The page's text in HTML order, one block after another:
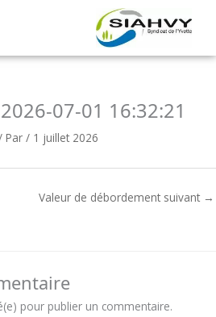
2026-07-01 16:32:21
Par / 1 juillet 2026
Valeur de débordement suivant →
pour publier un commentaire.